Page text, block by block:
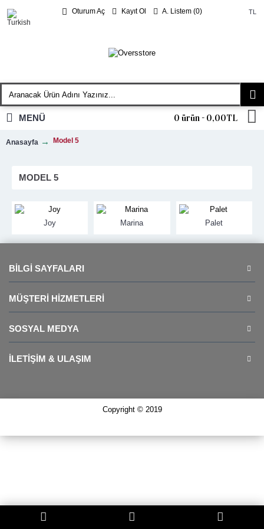
TL
Oturum Aç Kayıt Ol A. Listem (0)
0 ürün - 0,00TL
MENÜ
Anasayfa Model 5
MODEL 5
Joy Marina Palet
BILGI SAYFALARI
MÜŞTERI HIZMETLERI
SOSYAL MEDYA
İLETIŞIM & ULAŞIM
Copyright © 2019